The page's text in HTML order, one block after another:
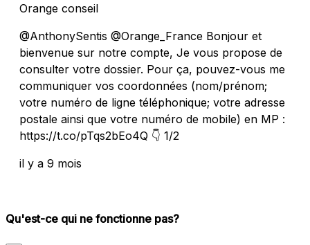
Orange conseil
@AnthonySentis @Orange_France Bonjour et
bienvenue sur notre compte, Je vous propose de
consulter votre dossier. Pour ça, pouvez-vous me
communiquer vos coordonnées (nom/prénom;
votre numéro de ligne téléphonique; votre adresse
postale ainsi que votre numéro de mobile) en MP :
https://t.co/pTqs2bEo4Q 👇 1/2
il y a 9 mois
Qu'est-ce qui ne fonctionne pas?